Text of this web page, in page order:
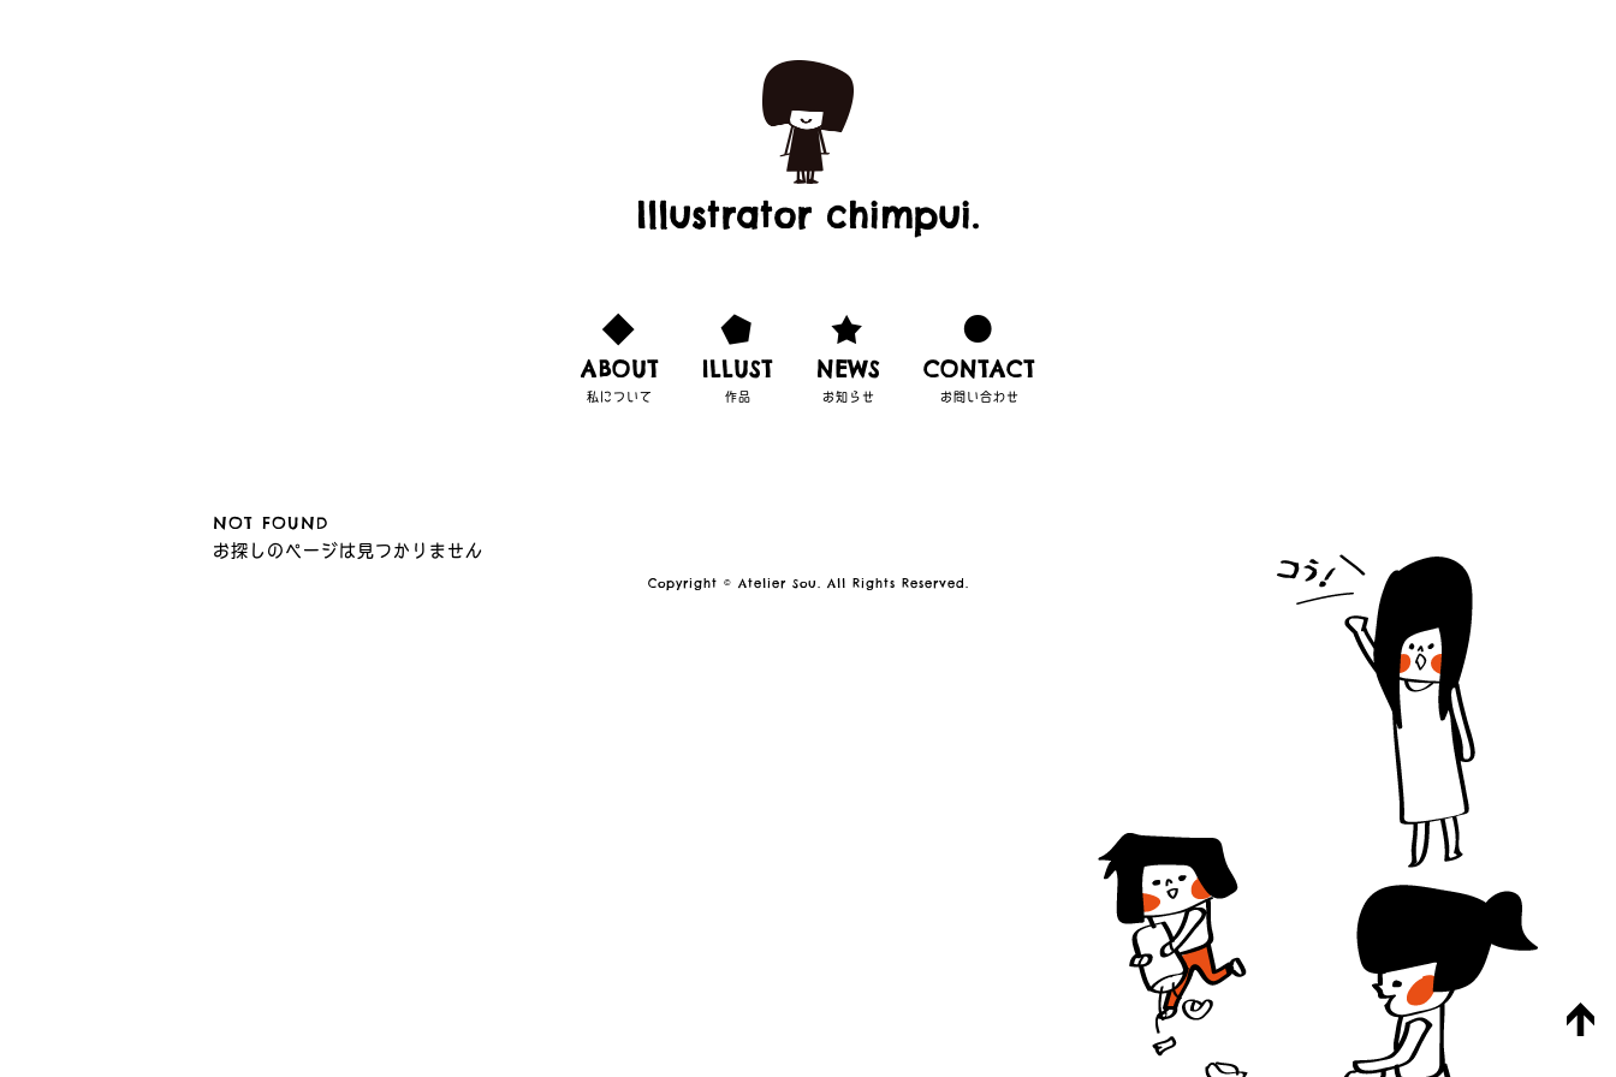
Illustrator chimpui.
ABOUT
私について
ILLUST
作品
NEWS
お知らせ
CONTACT
お問い合わせ
NOT FOUND
お探しのページは見つかりません
Copyright © Atelier Sou. All Rights Reserved.